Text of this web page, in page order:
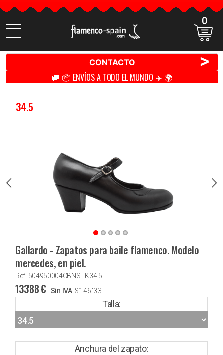
Buscar
productos
0
CONTACTO >
🚚 📦 ENVÍOS A TODO EL MUNDO ✈️ 🌍
34.5
Gallardo - Zapatos para baile flamenco. Modelo
mercedes, en piel.
Ref: 504950004CBNSTK34.5
133'88€ Sin IVA $146'33
Talla:
Anchura del zapato: